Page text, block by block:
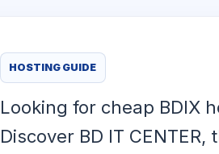
HOSTING GUIDE
Looking for cheap BDIX
Discover BD IT